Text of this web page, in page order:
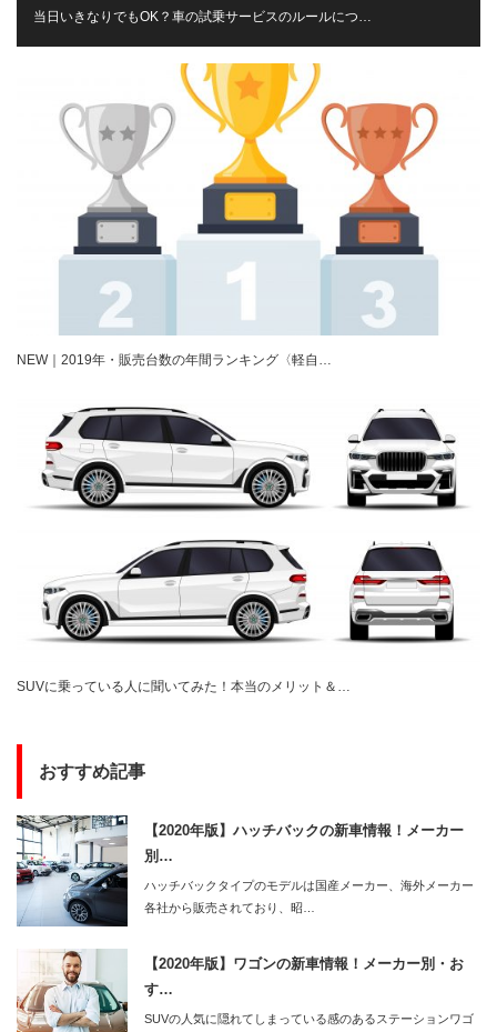
当日いきなりでもOK？車の試乗サービスのルールにつ…
NEW｜2019年・販売台数の年間ランキング〈軽自…
SUVに乗っている人に聞いてみた！本当のメリット＆…
おすすめ記事
【2020年版】ハッチバックの新車情報！メーカー
別…
ハッチバックタイプのモデルは国産メーカー、海外メーカー
各社から販売されており、昭…
【2020年版】ワゴンの新車情報！メーカー別・お
す…
SUVの人気に隠れてしまっている感のあるステーションワゴ